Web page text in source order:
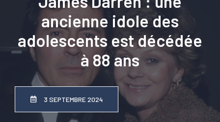
ancienne idole des
adolescents est décédée
à 88 ans
3 SEPTEMBRE 2024